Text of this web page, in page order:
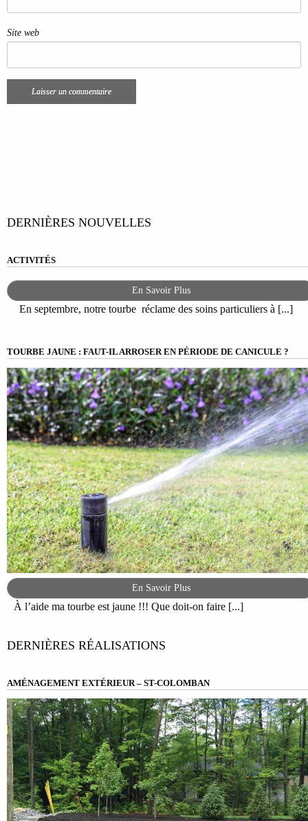
Site web
DERNIÈRES NOUVELLES
ACTIVITÉS
En Savoir Plus
En septembre, notre tourbe réclame des soins particuliers à [...]
TOURBE JAUNE : FAUT-IL ARROSER EN PÉRIODE DE CANICULE ?
En Savoir Plus
À l’aide ma tourbe est jaune !!! Que doit-on faire [...]
DERNIÈRES RÉALISATIONS
AMÉNAGEMENT EXTÉRIEUR – ST-COLOMBAN